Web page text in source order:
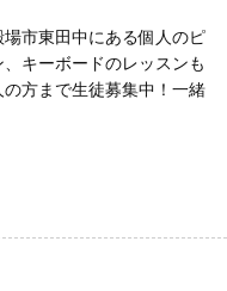
ノ教室
室です。coccolareは『寄
ア語で、一人ひとりに寄